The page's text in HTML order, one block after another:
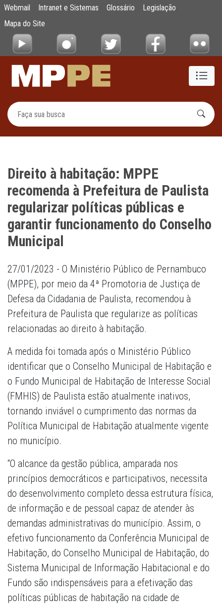
Pular para o Conteúdo principal
Direito à habitação: MPPE recomenda à
Webmail Intranet e Sistemas Glossário
Legislação
Mapa do Site
Direito à habitação: MPPE
recomenda à Prefeitura de Paulista
regularizar políticas públicas e
garantir funcionamento do Conselho
Municipal
27/01/2023 - O Ministério Público de Pernambuco
(MPPE), por meio da 4ª Promotoria de Justiça de
Defesa da Cidadania de Paulista, recomendou à
Prefeitura de Paulista que regularize as políticas
relacionadas ao direito à habitação.
A medida foi tomada após o Ministério Público
identificar que o Conselho Municipal de Habitação e
o Fundo Municipal de Habitação de Interesse Social
(FMHIS) de Paulista estão atualmente inativos,
tornando inviável o cumprimento das normas da
Política Municipal de Habitação atualmente vigente
no município.
“O alcance da gestão pública, amparada nos
princípios democráticos e participativos, necessita
do desenvolvimento completo dessa estrutura física,
de informação e de pessoal capaz de atender às
demandas administrativas do município. Assim, o
efetivo funcionamento da Conferência Municipal de
Habitação, do Conselho Municipal de Habitação, do
Sistema Municipal de Informação Habitacional e do
Fundo são indispensáveis para a efetivação das
políticas públicas de habitação na cidade de